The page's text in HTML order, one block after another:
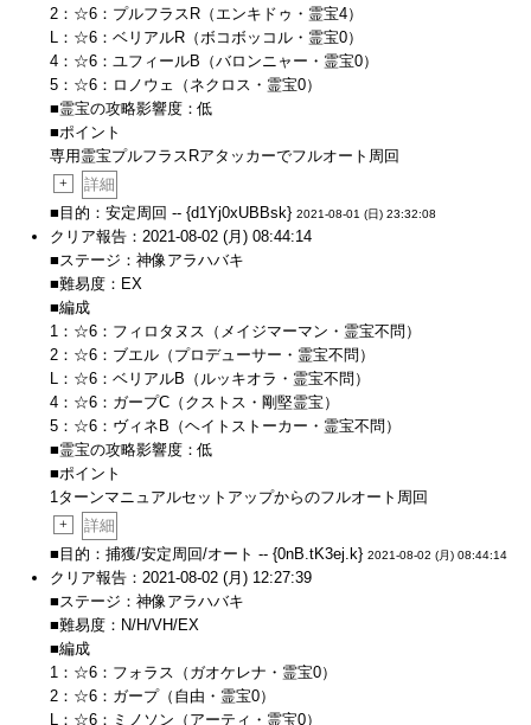
2：☆6：プルフラスR（エンキドゥ・霊宝4）
L：☆6：ベリアルR（ボコボッコル・霊宝0）
4：☆6：ユフィールB（バロンニャー・霊宝0）
5：☆6：ロノウェ（ネクロス・霊宝0）
■霊宝の攻略影響度：低
■ポイント
専用霊宝プルフラスRアタッカーでフルオート周回
+
詳細
■目的：安定周回 -- {d1Yj0xUBBsk} 2021-08-01 (日) 23:32:08
クリア報告：2021-08-02 (月) 08:44:14
■ステージ：神像アラハバキ
■難易度：EX
■編成
1：☆6：フィロタヌス（メイジマーマン・霊宝不問）
2：☆6：ブエル（プロデューサー・霊宝不問）
L：☆6：ベリアルB（ルッキオラ・霊宝不問）
4：☆6：ガープC（クストス・剛堅霊宝）
5：☆6：ヴィネB（ヘイトストーカー・霊宝不問）
■霊宝の攻略影響度：低
■ポイント
1ターンマニュアルセットアップからのフルオート周回
+
詳細
■目的：捕獲/安定周回/オート -- {0nB.tK3ej.k} 2021-08-02 (月) 08:44:14
クリア報告：2021-08-02 (月) 12:27:39
■ステージ：神像アラハバキ
■難易度：N/H/VH/EX
■編成
1：☆6：フォラス（ガオケレナ・霊宝0）
2：☆6：ガープ（自由・霊宝0）
L：☆6：ミノソン（アーティ・霊宝0）